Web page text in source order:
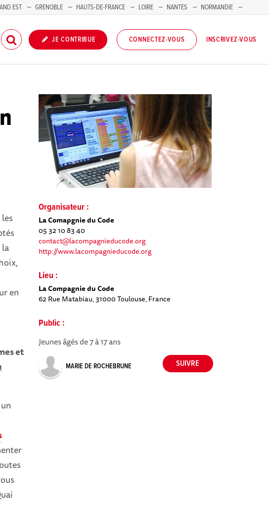
EST GRENOBLE HAUTS-DE-FRANCE LOIRE NANTES
NORMANDIE
JE CONTRIBUE CONNECTEZ-VOUS INSCRIVEZ-VOUS
en
et
Organisateur :
La Comapgnie du Code
05 32 10 83 40
contact@lacompagnieducode.org
http://www.lacompagnieducode.org
Lieu :
La Compagnie du Code
62 Rue Matabiau, 31000 Toulouse, France
Public :
Jeunes âgés de 7 à 17 ans
MARIE DE ROCHEBRUNE